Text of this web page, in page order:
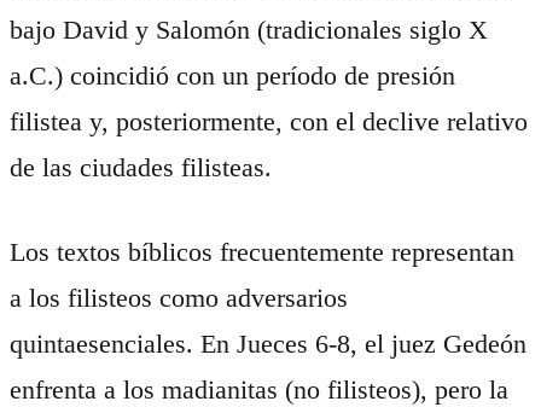
bajo David y Salomón (tradicionales siglo X
a.C.) coincidió con un período de presión
filistea y, posteriormente, con el declive relativo
de las ciudades filisteas.
Los textos bíblicos frecuentemente representan
a los filisteos como adversarios
quintaesenciales. En Jueces 6-8, el juez Gedeón
enfrenta a los madianitas (no filisteos), pero la